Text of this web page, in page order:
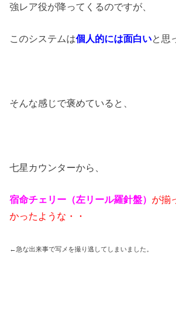
強レア役が降ってくるのですが、
このシステムは個人的には面白いと思
そんな感じで褒めていると、
七星カウンターから、
宿命チェリー（左リール羅針盤） が揃
かったような・・
←急な出来事で写メを撮り逃してしまいました。